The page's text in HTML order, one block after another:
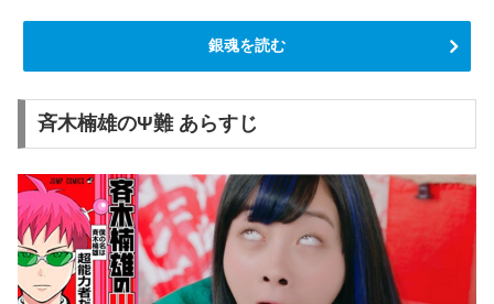
銀魂を読む
斉木楠雄のΨ難 あらすじ